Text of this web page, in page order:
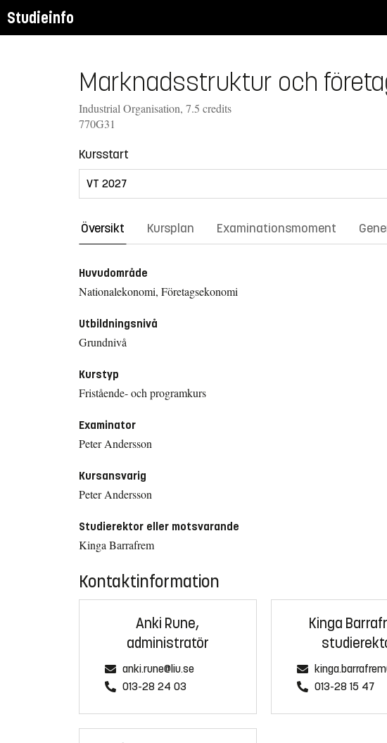
Studieinfo
Marknadsstruktur och
Industrial Organisation, 7.5 credits
770G31
Kursstart
Översikt Kursplan Examinationsmoment
Huvudområde
Nationalekonomi, Företagsekonomi
Utbildningsnivå
Grundnivå
Kurstyp
Fristående- och programkurs
Examinator
Peter Andersson
Kursansvarig
Peter Andersson
Studierektor eller motsvarande
Kinga Barrafrem
Kontaktinformation
Anki Rune,
administratör
anki.rune@liu.se
013-28 24 03
Kinga
013-28 15 47